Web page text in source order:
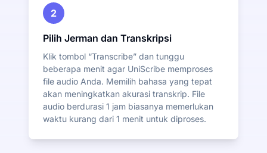
2
Pilih Jerman dan Transkripsi
Klik tombol “Transcribe” dan tunggu
beberapa menit agar UniScribe memproses
file audio Anda. Memilih bahasa yang tepat
akan meningkatkan akurasi transkrip. File
audio berdurasi 1 jam biasanya memerlukan
waktu kurang dari 1 menit untuk diproses.